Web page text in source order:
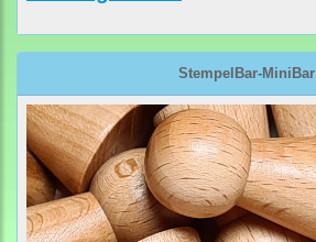
StempelBar-MiniBar